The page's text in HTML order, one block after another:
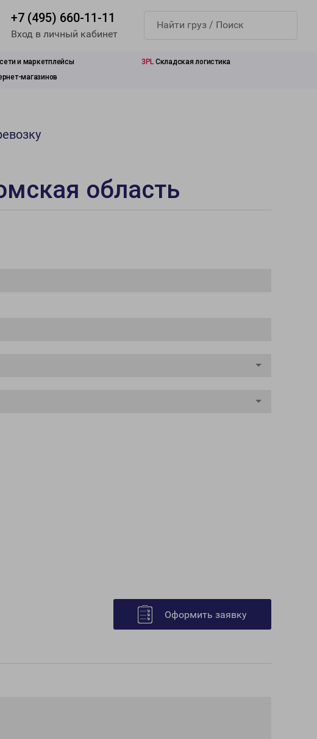
+7 (495) 660-11-11
Вход в личный кабинет
и маркетплейсы 3PL Складская логистика
магазинов
область
Оформить заявку